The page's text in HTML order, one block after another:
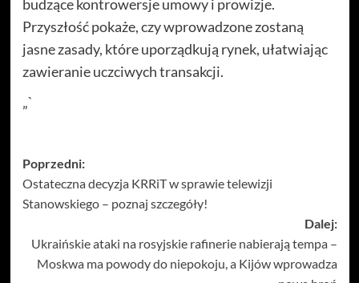
budzące kontrowersje umowy i prowizje.
Przyszłość pokaże, czy wprowadzone zostaną
jasne zasady, które uporządkują rynek, ułatwiając
zawieranie uczciwych transakcji.
„`
Zobacz
wpisy
Poprzedni:
Ostateczna decyzja KRRiT w sprawie telewizji
Stanowskiego – poznaj szczegóły!
Dalej:
Ukraińskie ataki na rosyjskie rafinerie nabierają tempa –
Moskwa ma powody do niepokoju, a Kijów wprowadza